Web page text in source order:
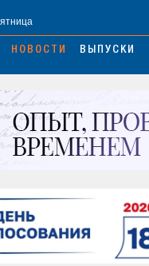
НОВОСТИ ВЫПУСКИ